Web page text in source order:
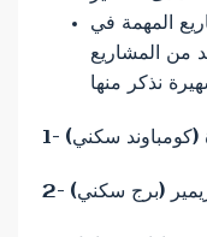
المهمة في
من المشاريع
(كومباوند سكني)
(برج سكني)